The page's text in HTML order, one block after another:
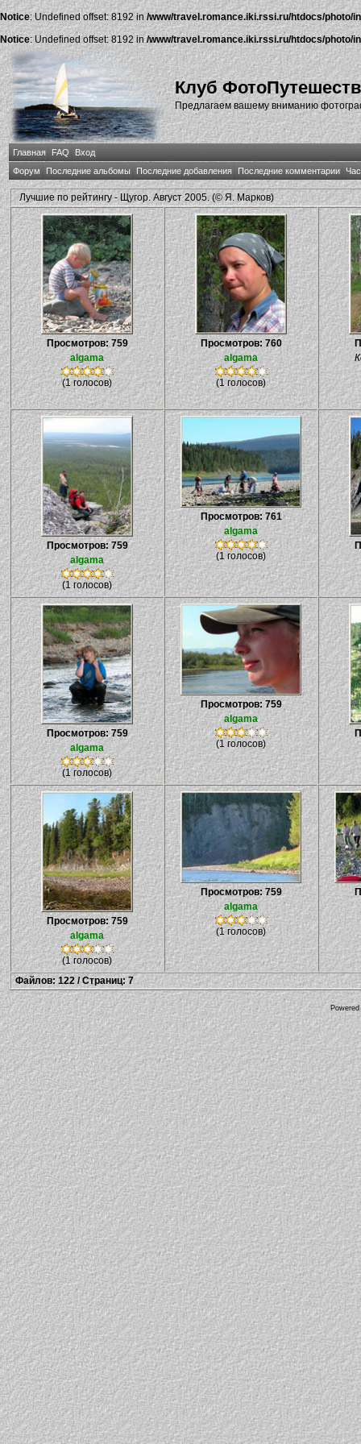
Notice: Undefined offset: 8192 in /www/travel.romance.iki.rssi.ru/htdocs/photo/
Notice: Undefined offset: 8192 in/www/travel.romance.iki.rssi.ru/htdocs/photo/
Клуб
Предлагаем вашему вниманию
Главная FAQ
Вход
Форум
Последние альбомы Последние добавления Последние комментарии
Лучшие по рейтингу - Щугор. Август 2005. (© Я. Марков)
Просмотров: 759
algama
(1 голосов)
Просмотров: 760
algama
(1 голосов)
Просмотров: 759
algama
(1 голосов)
Просмотров: 761
algama
(1 голосов)
Просмотров: 759
algama
(1 голосов)
Просмотров: 759
algama
(1 голосов)
Просмотров: 759
algama
(1 голосов)
Просмотров: 759
algama
(1 голосов)
Файлов: 122 / Страниц: 7